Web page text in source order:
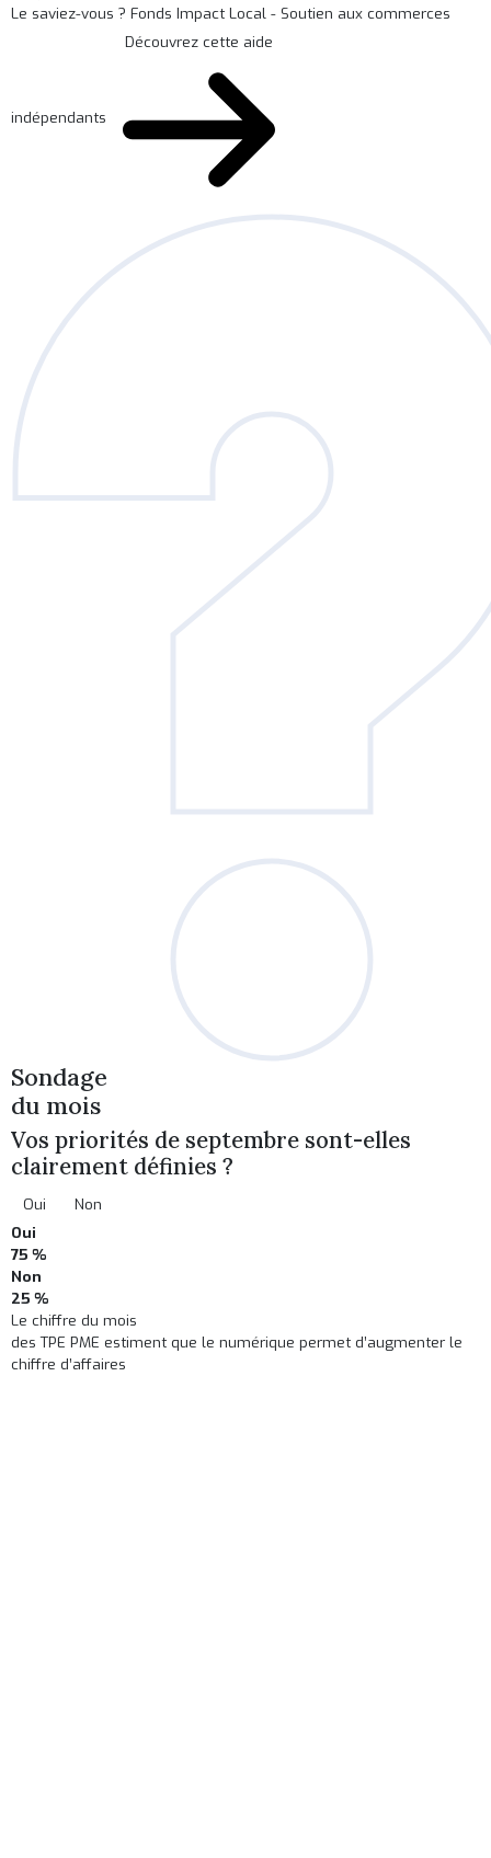
Le saviez-vous ?Fonds Impact Local - Soutien aux commerces
indépendants
Découvrez cette aide
Sondage
du mois
Vos priorités de septembre sont-elles
clairement définies ?
Oui
Non
Oui
75 %
Non
25 %
Le chiffre du mois
des TPE PME estiment que le numérique permet d’augmenter le
chiffre d’affaires